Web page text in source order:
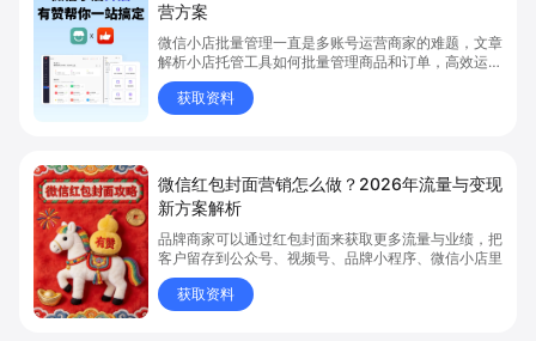
营方案
微信小店批量管理一直是多账号运营商家的难题，文章
解析小店托管工具如何批量管理商品和订单，高效运营
多账号微信小店。通过智能同步、AI运营托管和丰富营
销玩法，全面提升门店管理效率。点击了解微信小店批
量管理、高效托管的实用方案！
获取资料
微信红包封面营销怎么做？2026年流量与变现
新方案解析
品牌商家可以通过红包封面来获取更多流量与业绩，把
客户留存到公众号、视频号、品牌小程序、微信小店里
获取资料